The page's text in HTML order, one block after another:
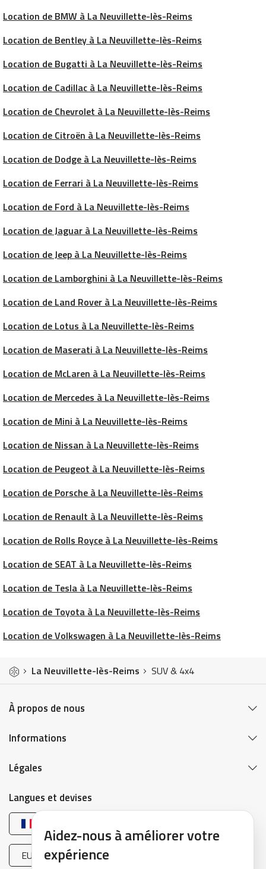
Location de BMW à La Neuvillette-lès-Reims
Location de Bentley à La Neuvillette-lès-Reims
Location de Bugatti à La Neuvillette-lès-Reims
Location de Cadillac à La Neuvillette-lès-Reims
Location de Chevrolet à La Neuvillette-lès-Reims
Location de Citroën à La Neuvillette-lès-Reims
Location de Dodge à La Neuvillette-lès-Reims
Location de Ferrari à La Neuvillette-lès-Reims
Location de Ford à La Neuvillette-lès-Reims
Location de Jaguar à La Neuvillette-lès-Reims
Location de Jeep à La Neuvillette-lès-Reims
Location de Lamborghini à La Neuvillette-lès-Reims
Location de Land Rover à La Neuvillette-lès-Reims
Location de Lotus à La Neuvillette-lès-Reims
Location de Maserati à La Neuvillette-lès-Reims
Location de McLaren à La Neuvillette-lès-Reims
Location de Mercedes à La Neuvillette-lès-Reims
Location de Mini à La Neuvillette-lès-Reims
Location de Nissan à La Neuvillette-lès-Reims
Location de Peugeot à La Neuvillette-lès-Reims
Location de Porsche à La Neuvillette-lès-Reims
Location de Renault à La Neuvillette-lès-Reims
Location de Rolls Royce à La Neuvillette-lès-Reims
Location de SEAT à La Neuvillette-lès-Reims
Location de Tesla à La Neuvillette-lès-Reims
Location de Toyota à La Neuvillette-lès-Reims
Location de Volkswagen à La Neuvillette-lès-Reims
La Neuvillette-lès-Reims SUV & 4x4
À propos de nous
Informations
Légales
Langues et devises
EUR (€)
Aidez-nous à améliorer votre
expérience